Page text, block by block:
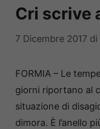
Cri scrive
7 Dicembre 2017 di
FORMIA – Le
giorni riportano al
situazione di
dimora. È l’anello